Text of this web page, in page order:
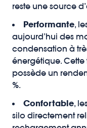
reste une source
Performante,
aujourd’hui des
condensation à
énergétique.
possède un
%.
Confortable,
silo directement